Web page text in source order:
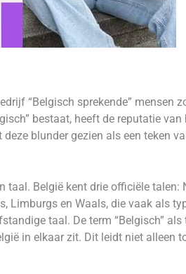
“Belgisch sprekende”
bestaat, heeft de reputatie
blunder gezien als een teken
taal. België kent drie officiële
Limburgs en Waals, die vaak als
taal. De term “Belgisch”
in elkaar zit. Dit leidt niet alleen